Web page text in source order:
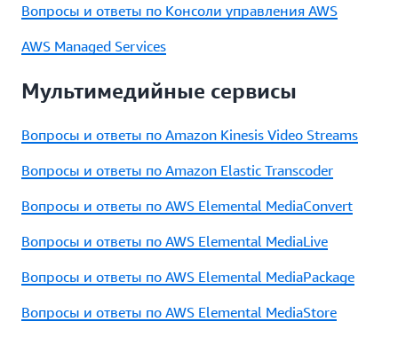
Вопросы и ответы по Консоли управления AWS
AWS Managed Services
Мультимедийные сервисы
Вопросы и ответы по Amazon Kinesis Video Streams
Вопросы и ответы по Amazon Elastic Transcoder
Вопросы и ответы по AWS Elemental MediaConvert
Вопросы и ответы по AWS Elemental MediaLive
Вопросы и ответы по AWS Elemental MediaPackage
Вопросы и ответы по AWS Elemental MediaStore